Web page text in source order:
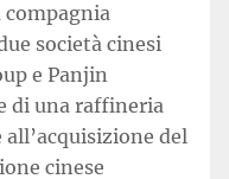
compagnia
società cinesi
e Panjin
di una raffineria
del
cinese